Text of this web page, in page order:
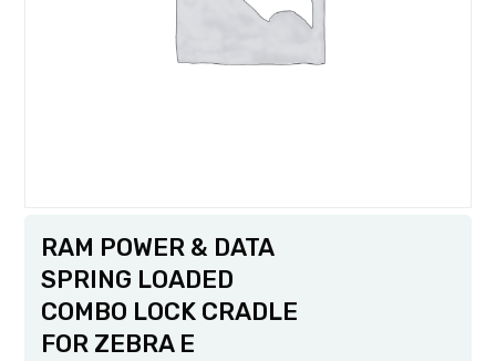
RAM POWER & DATA
SPRING LOADED
COMBO LOCK CRADLE
FOR ZEBRA E